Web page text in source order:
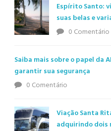
Espírito Santo:
suas belas e
0 Comentário
Saiba mais sobre o papel da
garantir sua segurança
0 Comentário
Viação Santa
adquirindo dois